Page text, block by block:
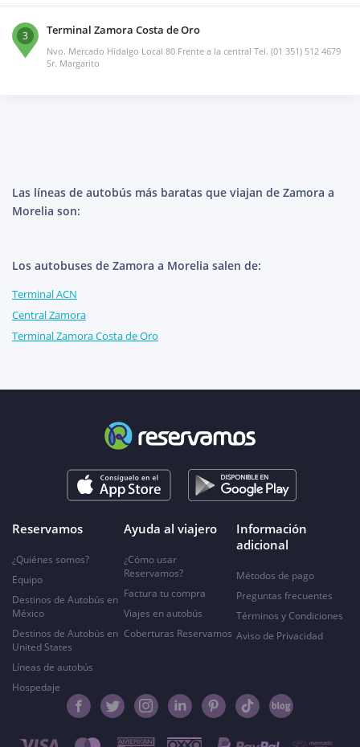
3 Terminal Zamora Costa de Oro
Nvo. Mercado Hidalgo Local 80 Frente a la central Tel. (01 351) 512 4679
Sr. Margarito
Las líneas de autobús más baratas que viajan de Zamora a
Morelia son:
Los autobuses de Zamora a Morelia salen de:
Terminal ACN
Central Zamora
Terminal Zamora Costa de Oro
Reservamos
¿Quiénes somos?
Equipo
Destinos de Autobús en
México
Destinos de Autobús en
United States
Líneas de autobús
Hospedaje
Ayuda al viajero
¿Cómo usar
Reservamos?
Factura tu compra
Viajes en autobús
Coberturas Reservamos
Información
adicional
Métodos de pago
Preguntas frecuentes
Términos y Condiciones
Aviso de Privacidad